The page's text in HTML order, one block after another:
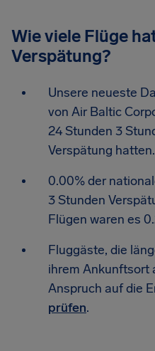
Wie viele Flüge
Verspätung?
Unsere neueste
von Air Baltic
24 Stunden 3
Verspätung hatten.
0.00% der
3 Stunden
Flügen waren es
Fluggäste, die
ihrem Ankunftsort
Anspruch auf die
prüfen.